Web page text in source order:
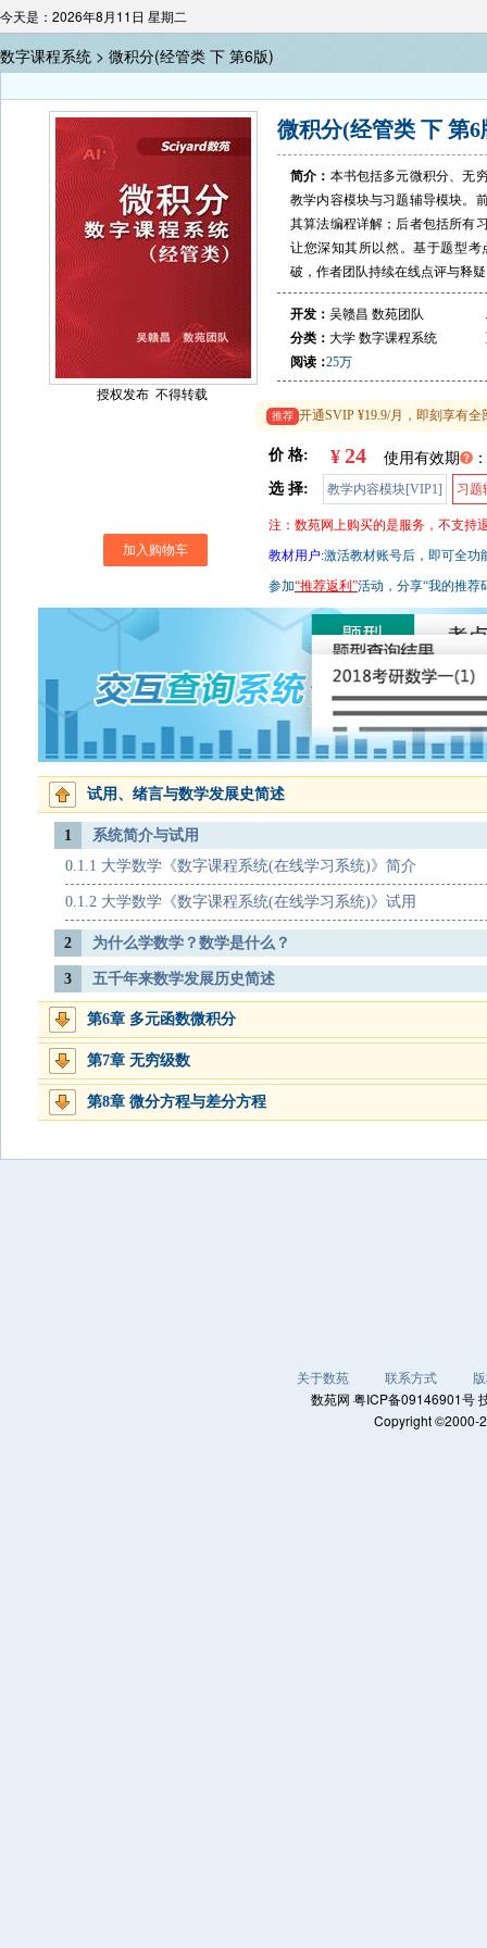
今天是：2026年8月11日 星期二
数字课程系统 > 微积分(经管类 下 第6版)
授权发布 不得转载
微积分(经管类 下 第6
简介： 本书包括多元微积分、无
教学内容模块与习题辅导模块。
其算法编程详解；后者包括所有
让您深知其所以然。基于题型
破，作者团队持续在线点评与释
开发： 吴赣昌 数苑团队
分类： 大学 数字课程系统
阅读：25万
推荐 开通SVIP ¥19.9/月，即刻享有
价 格: ¥ 24 使用有效期
：
选 择:
教学内容模块[VIP1] 习题
注：数苑网上购买的是服务，不支持
教材用户:激活教材账号后，即可全功
参加“推荐返利”活动，分享“我的推荐
加入购物车
试用、绪言与数学发展史简述
1
系统简介与试用
0.1.1 大学数学《数字课程系统(在线学习系统)》简介
0.1.2 大学数学《数字课程系统(在线学习系统)》试用
2 为什么学数学？数学是什么？
3 五千年来数学发展历史简述
第6章 多元函数微积分
第7章 无穷级数
第8章 微分方程与差分方程
关于数苑 联系方式
数苑网 粤ICP备09146901号
Copyright ©2000-